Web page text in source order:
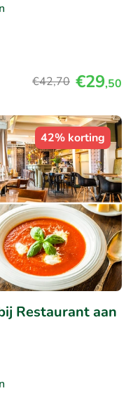
€42,70 €29,50
42% korting
Restaurant aan